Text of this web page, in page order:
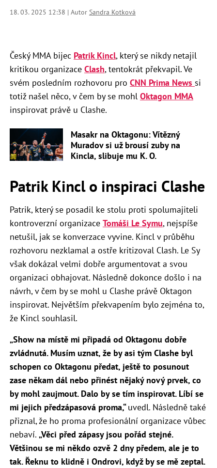
18. 03. 2025 12:38 | Autor Sandra Kotková
Český MMA bijec Patrik Kincl, který se nikdy netajil
kritikou organizace Clash, tentokrát překvapil. Ve
svém posledním rozhovoru pro CNN Prima News si
totiž našel něco, v čem by se mohl Oktagon MMA
inspirovat právě u Clashe.
Masakr na Oktagonu: Vítězný
Muradov si už brousí zuby na
Kincla, slibuje mu K. O.
Patrik Kincl o inspiraci Clashe
Patrik, který se posadil ke stolu proti spolumajiteli
kontroverzní organizace Tomáši Le Symu, nejspíše
netušil, jak se konverzace vyvine. Kincl v průběhu
rozhovoru nezklamal a ostře kritizoval Clash. Le Sy
však dokázal velmi dobře argumentovat a svou
organizaci obhajovat. Následně dokonce došlo i na
návrh, v čem by se mohl u Clashe právě Oktagon
inspirovat. Největším překvapením bylo zejména to,
že Kincl souhlasil.
„Show na místě mi připadá od Oktagonu dobře
zvládnutá. Musím uznat, že by asi tým Clashe byl
schopen co Oktagonu předat, ještě to posunout
zase někam dál nebo přinést nějaký nový prvek, co
by mohl zaujmout. Dalo by se tím inspirovat. Líbí se
mi jejich předzápasová proma,“uvedl. Následně také
přiznal, že ho proma profesionální organizace vůbec
nebaví. „Věci před zápasy jsou pořád stejné.
Většinou se mi někdo ozvě 2 dny předem, ale je to
tak. Řeknu to klidně i Ondrovi, když by se mě zeptal.